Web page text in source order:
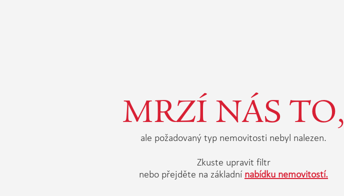
MRZÍ NÁS TO,
ale požadovaný typ nemovitosti nebyl nalezen.
Zkuste upravit filtr
nebo přejděte na základní nabídku nemovitostí.